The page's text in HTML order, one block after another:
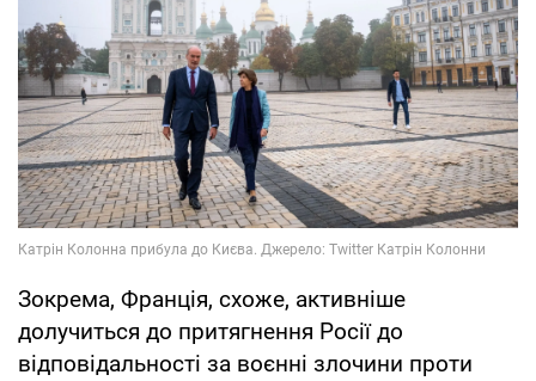
Зокрема, Франція, схоже, активніше
долучиться до притягнення Росії до
відповідальності за воєнні злочини проти